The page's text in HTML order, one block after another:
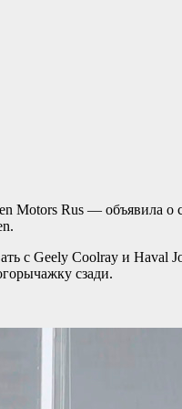
Rus — объявила о
с Geely Coolray и Haval
сзади.